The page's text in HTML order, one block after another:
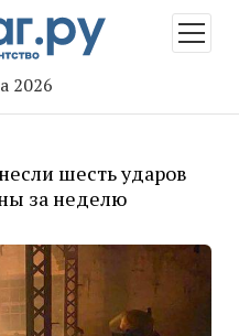
2026
меню
шесть ударов
за неделю